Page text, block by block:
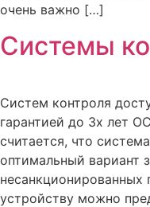
очень важно […]
Системы
Систем контроля
гарантией до 3х лет
считается, что
оптимальный вариант
несанкционированных
устройству можно